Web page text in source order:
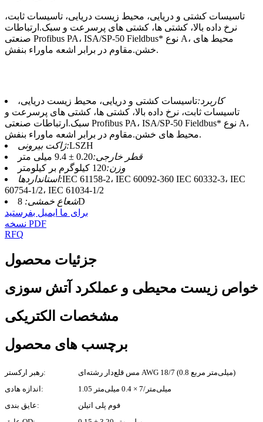
تاسیسات کشتی و دریایی، محیط زیست دریایی، تاسیسات ثابت،
نرخ داده بالا، کشتی ها، کشتی های پرسرعت و سبک.ارتباطات
صنعتی Profibus PA، ISA/SP-50 Fieldbus* نوع A، محیط های
خشن.مقاوم در برابر اشعه ماوراء بنفش.
کاربرد:تاسیسات کشتی و دریایی، محیط زیست دریایی،
تاسیسات ثابت، نرخ داده بالا، کشتی ها، کشتی های پرسرعت و
سبک.ارتباطات صنعتی Profibus PA، ISA/SP-50 Fieldbus* نوع A،
محیط های خشن.مقاوم در برابر اشعه ماوراء بنفش.
ژاکت بیرونی:LSZH
قطر خارجی:0.20 ± 9.4 میلی متر
وزن:120 کیلوگرم بر کیلومتر
استانداردها:IEC 61158-2، IEC 60092-360 IEC 60332-3، IEC
60754-1/2، IEC 61034-1/2
شعاع خمشی:8D
برای ما ایمیل بفرستید
نسخه PDF
RFQ
جزئیات محصول
خواص زیست محیطی و عملکرد آتش سوزی
مشخصات الکتریکی
برچسب های محصول
رهبر ارکستر:
مس قلع‌دار رشته‌ای AWG 18/7 (0.8 میلی‌متر مربع)
اندازه هادی:
1.05 میلی‌متر/7 × 0.4 میلی‌متر
عایق بندی:
فوم پلی اتیلن